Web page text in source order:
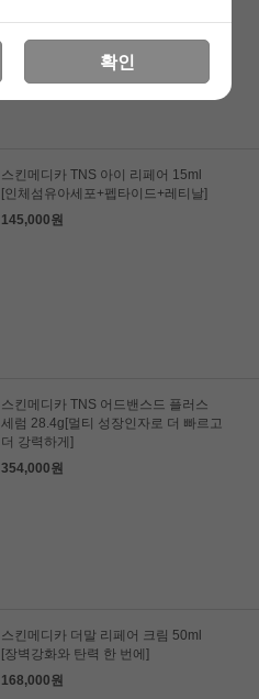
스킨메디카 TNS 아이 리페어 15ml
[인체섬유아세포+펩타이드+레티날]
145,000원
스킨메디카 TNS 어드밴스드 플러스
세럼 28.4g[멀티 성장인자로 더 빠르고
더 강력하게]
354,000원
스킨메디카 더말 리페어 크림 50ml
[장벽강화와 탄력 한 번에]
168,000원
확인